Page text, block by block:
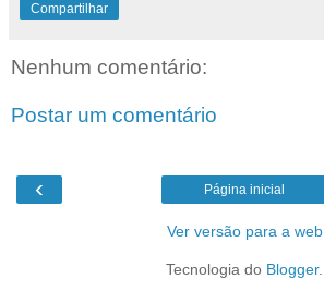
Compartilhar
Nenhum comentário:
Postar um comentário
‹ Página inicial
Ver versão para a web
Tecnologia do Blogger.